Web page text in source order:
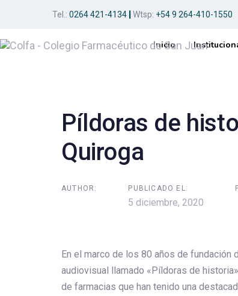
primary
Tel.: 0264 421-4134 Wtsp: +54 9 264-410-1550
Inicio
Píldoras de
Quiroga
AUTHOR: PUBLICADO EL:
5 diciembre, 2020
En el marco de los 80 años de fundación
audiovisual llamado «Píldoras de
de farmacias que han tenido una